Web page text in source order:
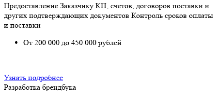
Предоставление Заказчику КП, счетов, договоров поставки и
других подтверждающих документов Контроль сроков оплаты
и поставки
От 200 000 до 450 000 рублей
Узнать подробнее
Разработка брендбука